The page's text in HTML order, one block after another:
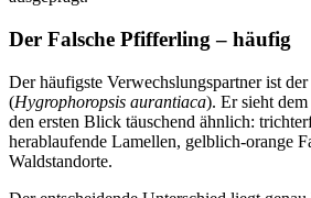
Der Falsche Pfifferling – häufig
Der häufigste Verwechslungspartner ist der
(Hygrophoropsis aurantiaca). Er sieht
den ersten Blick täuschend ähnlich:
herablaufende Lamellen, gelblich-orange
Waldstandorte.